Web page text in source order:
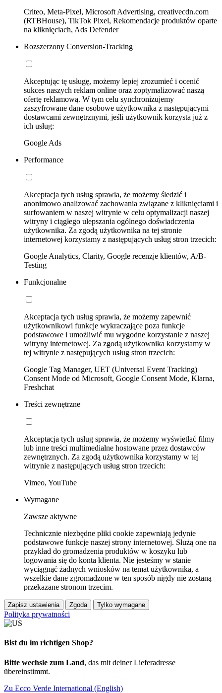
Criteo, Meta-Pixel, Microsoft Advertising, creativecdn.com
(RTBHouse), TikTok Pixel, Rekomendacje produktów oparte
na kliknięciach, Ads Defender
Rozszerzony Conversion-Tracking
Akceptując tę usługę, możemy lepiej zrozumieć i ocenić
sukces naszych reklam online oraz zoptymalizować naszą
ofertę reklamową. W tym celu synchronizujemy
zaszyfrowane dane osobowe użytkownika z następującymi
dostawcami zewnętrznymi, jeśli użytkownik korzysta już z
ich usług:
Google Ads
Performance
Akceptacja tych usług sprawia, że możemy śledzić i
anonimowo analizować zachowania związane z kliknięciami i
surfowaniem w naszej witrynie w celu optymalizacji naszej
witryny i ciągłego ulepszania ogólnego doświadczenia
użytkownika. Za zgodą użytkownika na tej stronie
internetowej korzystamy z następujących usług stron trzecich:
Google Analytics, Clarity, Google recenzje klientów, A/B-
Testing
Funkcjonalne
Akceptacja tych usług sprawia, że możemy zapewnić
użytkownikowi funkcje wykraczające poza funkcje
podstawowe i umożliwić mu wygodne korzystanie z naszej
witryny internetowej. Za zgodą użytkownika korzystamy w
tej witrynie z następujących usług stron trzecich:
Google Tag Manager, UET (Universal Event Tracking)
Consent Mode od Microsoft, Google Consent Mode, Klarna,
Freshchat
Treści zewnętrzne
Akceptacja tych usług sprawia, że możemy wyświetlać filmy
lub inne treści multimedialne hostowane przez dostawców
zewnętrznych. Za zgodą użytkownika korzystamy w tej
witrynie z następujących usług stron trzecich:
Vimeo, YouTube
Wymagane
Zawsze aktywne
Technicznie niezbędne pliki cookie zapewniają jedynie
podstawowe funkcje naszej strony internetowej. Służą one na
przykład do gromadzenia produktów w koszyku lub
logowania się do konta klienta. Nie jesteśmy w stanie
wyciągnąć żadnych wniosków na temat użytkownika, a
wszelkie dane zgromadzone w ten sposób nigdy nie zostaną
przekazane stronom trzecim.
Zapisz ustawienia Zgoda Tylko wymagane
Polityka prywatności
Bist du im richtigen Shop?
Bitte wechsle zum Land, das mit deiner Lieferadresse
übereinstimmt.
Zu Ecco Verde International (English)